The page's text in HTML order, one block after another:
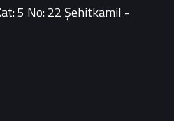
5 No: 22 Şehitkamil -